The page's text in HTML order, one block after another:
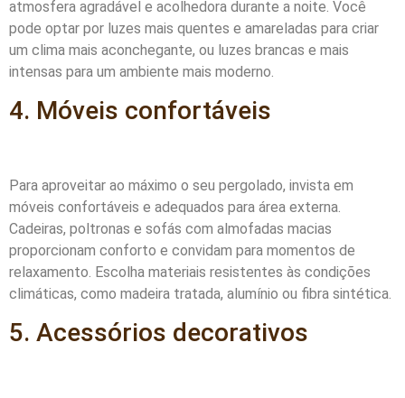
atmosfera agradável e acolhedora durante a noite. Você
pode optar por luzes mais quentes e amareladas para criar
um clima mais aconchegante, ou luzes brancas e mais
intensas para um ambiente mais moderno.
4. Móveis confortáveis
Para aproveitar ao máximo o seu pergolado, invista em
móveis confortáveis e adequados para área externa.
Cadeiras, poltronas e sofás com almofadas macias
proporcionam conforto e convidam para momentos de
relaxamento. Escolha materiais resistentes às condições
climáticas, como madeira tratada, alumínio ou fibra sintética.
5. Acessórios decorativos